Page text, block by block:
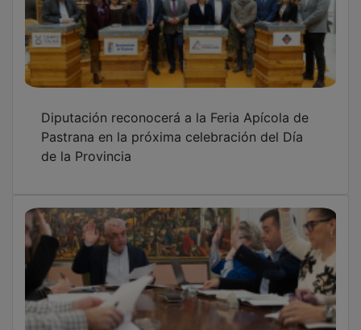
Pastrana en la próxima celebración del Día
de la Provincia